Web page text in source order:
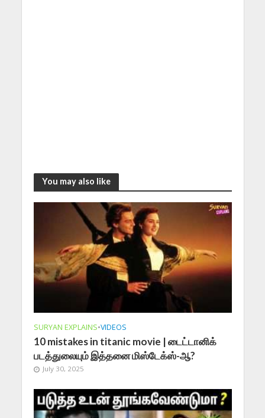
You may also like
SURYAN EXPLAINS•VIDEOS
10 mistakes in titanic movie | டைட்டானிக்
படத்துலையும் இத்தனை மிஸ்டேக்ஸ்-ஆ?
July 30, 2025